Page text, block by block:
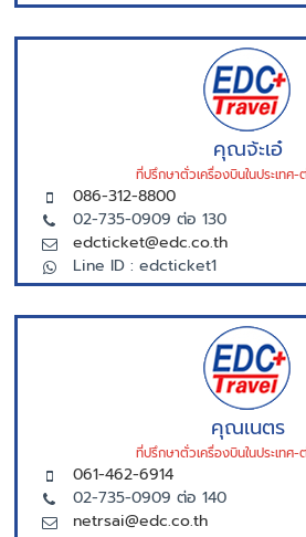
คุณจ้ะเอ๋
ที่ปรึกษาตั่วเครื่องบินในประเทศ-
086-312-8800
02-735-0909 ต่อ 130
edcticket@edc.co.th
Line ID : edcticket1
คุณเนตร
ที่ปรึกษาตั่วเครื่องบินในประเทศ-
061-462-6914
02-735-0909 ต่อ 140
netrsai@edc.co.th